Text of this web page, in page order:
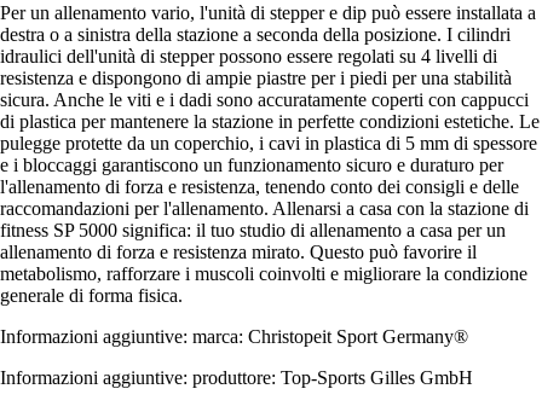
Per un allenamento vario, l'unità di stepper e dip può essere installata a
destra o a sinistra della stazione a seconda della posizione. I cilindri
idraulici dell'unità di stepper possono essere regolati su 4 livelli di
resistenza e dispongono di ampie piastre per i piedi per una stabilità
sicura. Anche le viti e i dadi sono accuratamente coperti con cappucci
di plastica per mantenere la stazione in perfette condizioni estetiche. Le
pulegge protette da un coperchio, i cavi in plastica di 5 mm di spessore
e i bloccaggi garantiscono un funzionamento sicuro e duraturo per
l'allenamento di forza e resistenza, tenendo conto dei consigli e delle
raccomandazioni per l'allenamento. Allenarsi a casa con la stazione di
fitness SP 5000 significa: il tuo studio di allenamento a casa per un
allenamento di forza e resistenza mirato. Questo può favorire il
metabolismo, rafforzare i muscoli coinvolti e migliorare la condizione
generale di forma fisica.
Informazioni aggiuntive: marca: Christopeit Sport Germany®
Informazioni aggiuntive: produttore: Top-Sports Gilles GmbH